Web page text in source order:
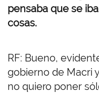
pensaba que se
cosas.
RF: Bueno,
gobierno de Macri
no quiero poner